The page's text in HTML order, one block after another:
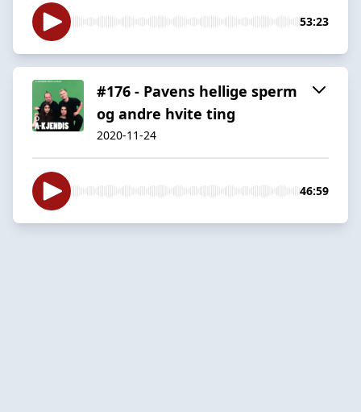
53:23
#176 - Pavens hellige sperm
og andre hvite ting
2020-11-24
46:59